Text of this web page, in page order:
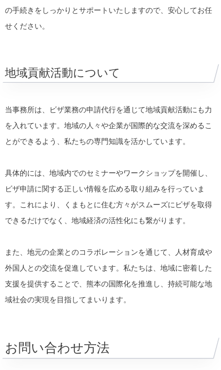
の手続きをしっかりとサポートいたしますので、安心してお任
せください。
地域貢献活動について
当事務所は、ビザ業務の申請代行を通じて地域貢献活動にも力
を入れています。地域の人々や企業が国際的な交流を深めるこ
とができるよう、私たちの専門知識を活かしています。
具体的には、地域内でのセミナーやワークショップを開催し、
ビザ申請に関する正しい情報を広める取り組みを行っていま
す。これにより、くまもとに住む方々がスムーズにビザを取得
できるだけでなく、地域経済の活性化にも繋がります。
また、地元の企業とのコラボレーションを通じて、人材育成や
外国人との交流を促進しています。私たちは、地域に密着した
支援を提供することで、熊本の国際化を推進し、持続可能な地
域社会の実現を目指してまいります。
お問い合わせ方法